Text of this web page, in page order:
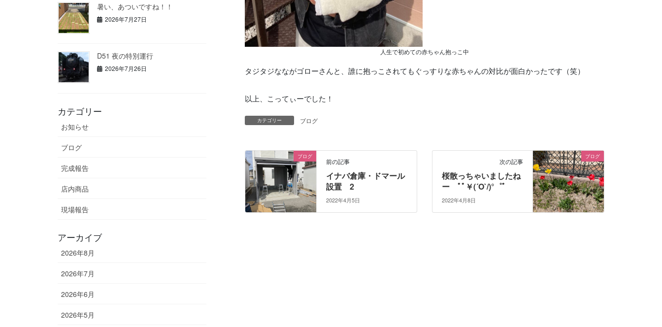
人生で初めての赤ちゃん抱っこ中
タジタジなながゴローさんと、誰に抱っこされてもぐっすりな赤ちゃんの対比が面白かったです（笑）
以上、こってぃーでした！
カテゴリー ブログ
ブログ
前の記事
イナバ倉庫・ドマール
設置 2
2022年4月5日
ブログ
次の記事
桜散っちゃいましたね
ー ﾟﾟ￥(´O`/)°゜ﾟ
2022年4月8日
暑い、あついですね！！
2026年7月27日
D51 夜の特別運行
2026年7月26日
カテゴリー
お知らせ
ブログ
完成報告
店内商品
現場報告
アーカイブ
2026年8月
2026年7月
2026年6月
2026年5月